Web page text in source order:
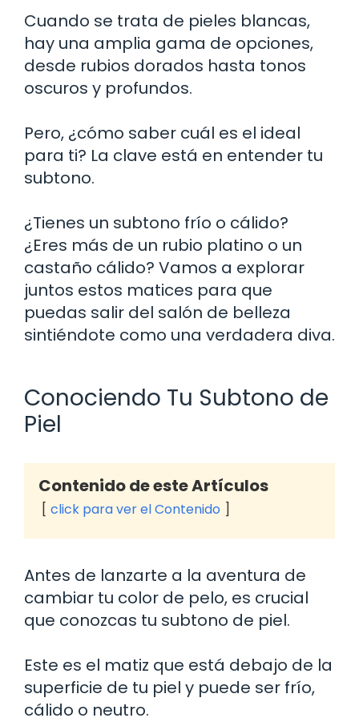
Cuando se trata de pieles blancas,
hay una amplia gama de opciones,
desde rubios dorados hasta tonos
oscuros y profundos.
Pero, ¿cómo saber cuál es el ideal
para ti? La clave está en entender tu
subtono.
¿Tienes un subtono frío o cálido?
¿Eres más de un rubio platino o un
castaño cálido? Vamos a explorar
juntos estos matices para que
puedas salir del salón de belleza
sintiéndote como una verdadera diva.
Conociendo Tu Subtono de
Piel
Contenido de este Artículos
click para ver el Contenido
Antes de lanzarte a la aventura de
cambiar tu color de pelo, es crucial
que conozcas tu subtono de piel.
Este es el matiz que está debajo de la
superficie de tu piel y puede ser frío,
cálido o neutro.